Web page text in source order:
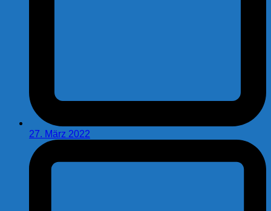
27. März 2022